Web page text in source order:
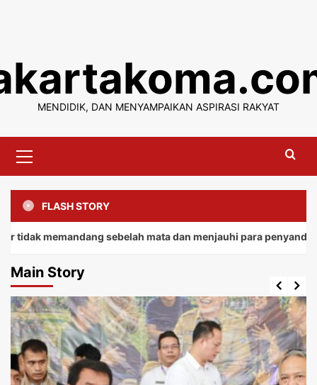
content
MENDIDIK, DAN MENYAMPAIKAN ASPIRASI RAKYAT
Menu
FLASH STORY
sebelah mata dan menjauhi para penyandang.
Main Story